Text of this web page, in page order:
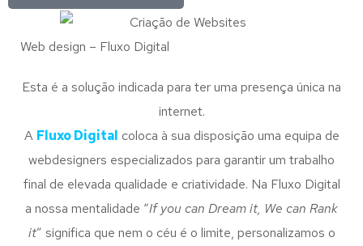
Web design – Fluxo Digital
Esta é a solução indicada para ter uma presença única na
internet.
A Fluxo Digital coloca à sua disposição uma equipa de
webdesigners especializados para garantir um trabalho
final de elevada qualidade e criatividade. Na Fluxo Digital
a nossa mentalidade “If you can Dream it, We can Rank
it” significa que nem o céu é o limite, personalizamos o